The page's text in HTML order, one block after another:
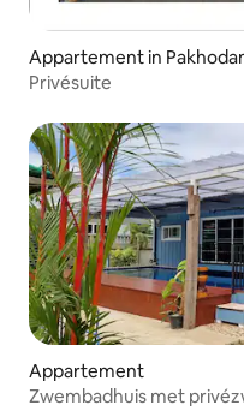
Appartement in
ai
Privésuite
Appartement
Zwembadhuis met